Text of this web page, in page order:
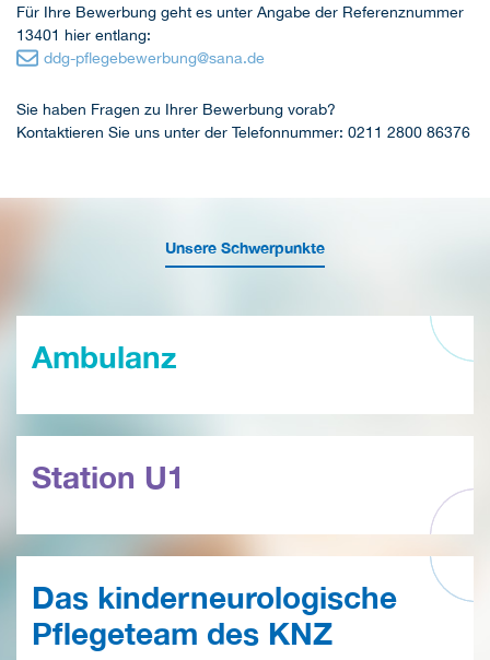
Für Ihre Bewerbung geht es unter Angabe der Referenznummer
13401 hier entlang:
ddg-pflegebewerbung@sana.de
Sie haben Fragen zu Ihrer Bewerbung vorab?
Kontaktieren Sie uns unter der Telefonnummer: 0211 2800 86376
Unsere Schwerpunkte
Ambulanz
Station U1
Das kinderneurologische
Pflegeteam des KNZ